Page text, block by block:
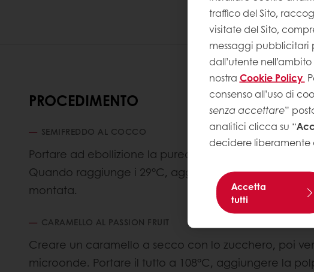
PROCEDIMENTO
SEMIFREDDO AL COCCO
Portare ad ebollizione la purea di cocco e versarla sul
Quando raggiunge i 29°C, aggiungere il liquore e
montata.
CARAMELLO AL PASSION FRUIT
Creare un caramello a secco con lo zucchero, poi
microonde. Portare il tutto a 108°C, aggiungere la
traffico del Sito,
visitate del Sito,
messaggi pubblicitari
dall’utente
nostra Cookie Policy
consenso all’uso di
senza accettare”
analitici clicca su “
decidere
Accetta
tutti